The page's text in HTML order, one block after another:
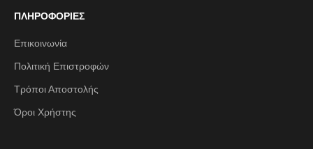
ΠΛΗΡΟΦΟΡΙΕΣ
Επικοινωνία
Πολιτική Επιστροφών
Τρόποι Αποστολής
Όροι Χρήστης